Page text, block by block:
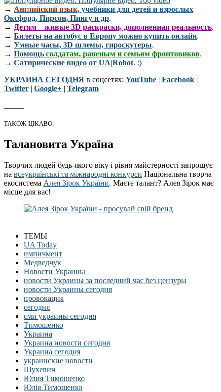
→ Английский язык, учебники для детей и взрослых
Оксфорд, Пирсон, Пингу и др.
→ Детям – живые 3D раскраски, дополненная реальность.
→ Билеты на автобус в Европу можно купить онлайн.
→ Умные часы, 3D шлемы, гироскутеры.
→ Помощь солдатам, раненым и семьям фронтовиков.
→ Сатирические видео от UA|Robot. :)
УКРАИНА СЕГОДНЯ в соцсетях: YouTube | Facebook |
Twitter | Google+ | Telegram
ТАКОЖ ЦІКАВО:
Талановита Україна
Творчих людей будь-якого віку і рівня майстерності запрошує
на всеукраїнські та міжнародні конкурси Національна творча
екосистема Алея Зірок України. Маєте талант? Алея Зірок має
місце для вас!
ТЕМЫ
UA Today
импичмент
Медведчук
Новости Украины
новости Украины за последний час без цензуры
новости Украины сегодня
провокация
сегодня
сми украины сегодня
Тимошенко
Украина
Украина новости сегодня
Украина сегодня
украинские новости
Шухевич
Юлия Тимошенко
Юлія Тимошенко